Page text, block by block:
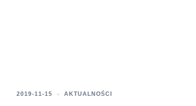
2019-11-15 AKTUALNOŚCI